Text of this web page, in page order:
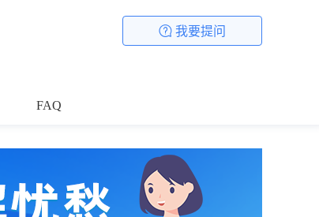
我要提问
FAQ